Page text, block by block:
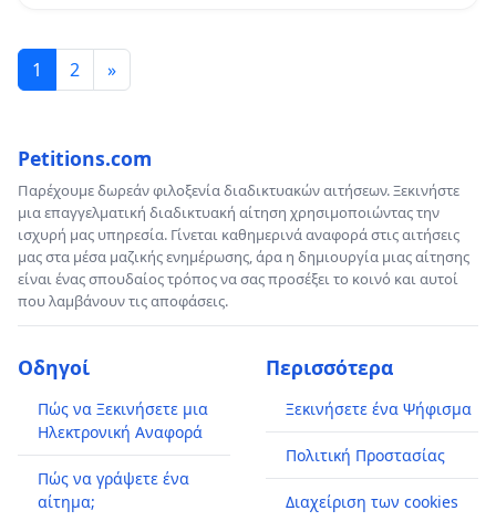
1 2 »
Petitions.com
Παρέχουμε δωρεάν φιλοξενία διαδικτυακών αιτήσεων. Ξεκινήστε
μια επαγγελματική διαδικτυακή αίτηση χρησιμοποιώντας την
ισχυρή μας υπηρεσία. Γίνεται καθημερινά αναφορά στις αιτήσεις
μας στα μέσα μαζικής ενημέρωσης, άρα η δημιουργία μιας αίτησης
είναι ένας σπουδαίος τρόπος να σας προσέξει το κοινό και αυτοί
που λαμβάνουν τις αποφάσεις.
Οδηγοί
Πώς να Ξεκινήσετε μια
Ηλεκτρονική Αναφορά
Πώς να γράψετε ένα
αίτημα;
Περισσότερα
Ξεκινήσετε ένα Ψήφισμα
Πολιτική Προστασίας
Διαχείριση των cookies